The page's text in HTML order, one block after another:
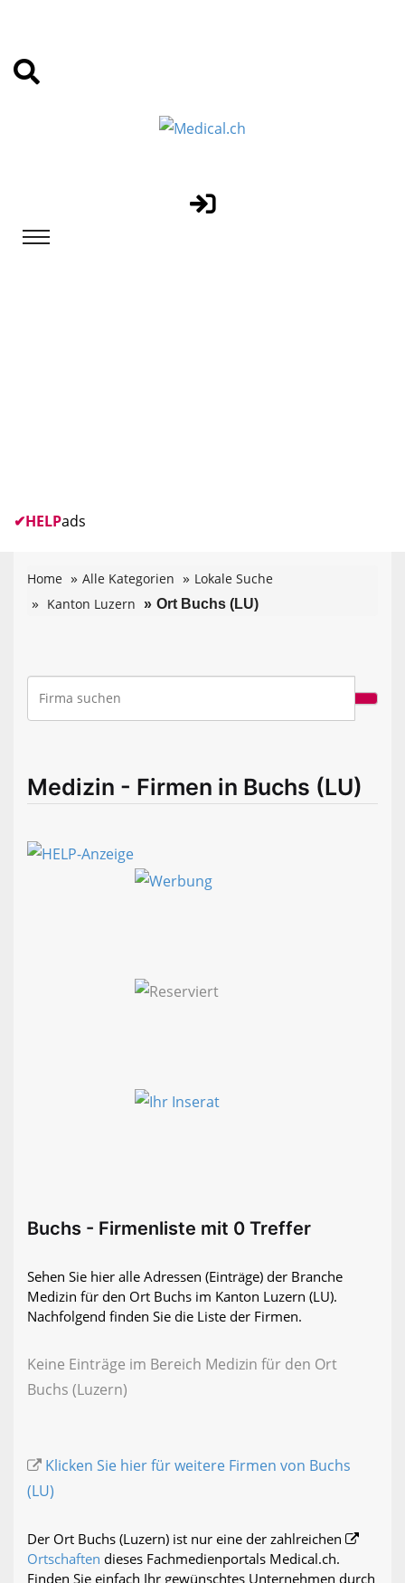
✔HELPads
Home Alle Kategorien
Lokale Suche
Kanton Luzern
Ort Buchs (LU)
Medizin - Firmen in Buchs (LU)
Buchs - Firmenliste mit 0 Treffer
Sehen Sie hier alle Adressen (Einträge) der Branche
Medizin für den Ort Buchs im Kanton Luzern (LU).
Nachfolgend finden Sie die Liste der Firmen.
Keine Einträge im Bereich Medizin für den Ort
Buchs (Luzern)
Klicken Sie hier für weitere Firmen von Buchs
(LU)
Der Ort Buchs (Luzern) ist nur eine der zahlreichen
Ortschaften dieses Fachmedienportals Medical.ch.
Finden Sie einfach Ihr gewünschtes Unternehmen durch